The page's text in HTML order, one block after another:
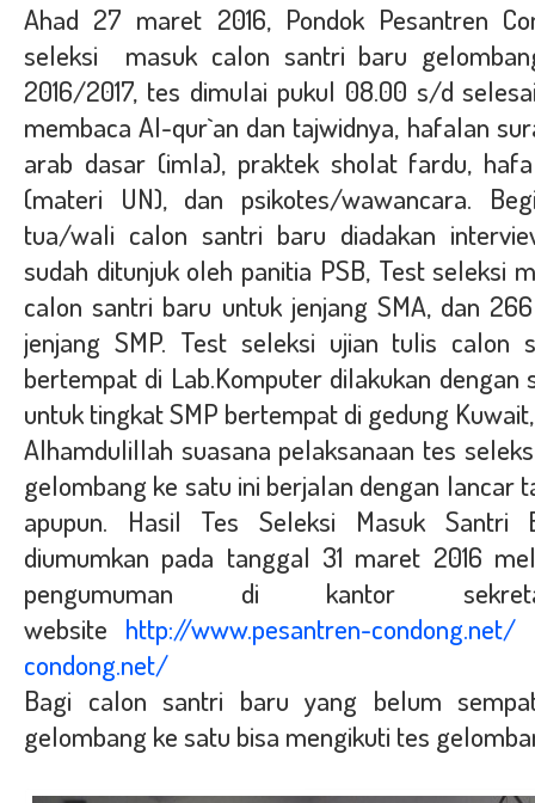
Ahad 27 maret 2016, Pondok Pesantren
seleksi masuk calon santri baru
2016/2017, tes dimulai pukul 08.00 s/d
membaca Al-qur`an dan tajwidnya, hafalan
arab dasar (imla), praktek sholat fardu,
(materi UN), dan psikotes/wawancara.
tua/wali calon santri baru diadakan
sudah ditunjuk oleh panitia PSB, Test seleksi
calon santri baru untuk jenjang SMA, dan
jenjang SMP. Test seleksi ujian tulis calon
bertempat di Lab.Komputer dilakukan dengan
untuk tingkat SMP bertempat di gedung
Alhamdulillah suasana pelaksanaan tes
gelombang ke satu ini berjalan dengan lancar
apupun. Hasil Tes Seleksi Masuk Santri
diumumkan pada tanggal 31 maret 2016
pengumuman di kantor
website http://www.pesantren-condong.net/
condong.net/
Bagi calon santri baru yang belum
gelombang ke satu bisa mengikuti tes